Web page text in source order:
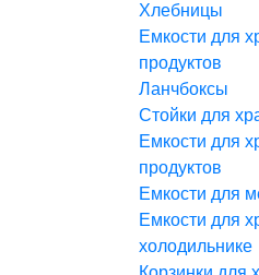
Хлебницы
Емкости для
продуктов
Ланчбоксы
Стойки для
Емкости для
продуктов
Емкости для
Емкости для
холодильнике